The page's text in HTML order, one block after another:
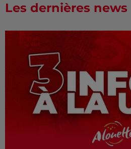
Les dernières news